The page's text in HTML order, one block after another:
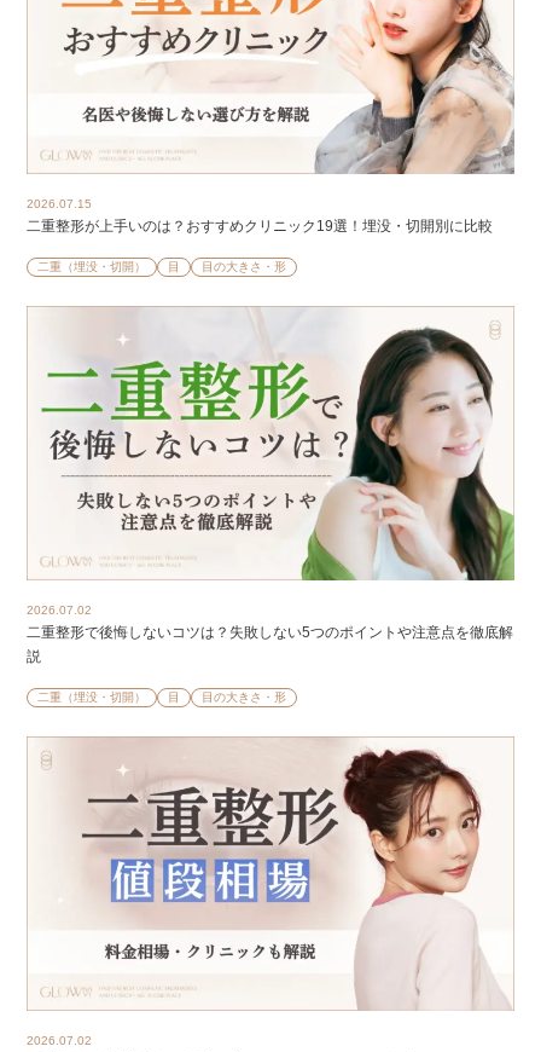
2026.07.15
二重整形が上手いのは？おすすめクリニック19選！埋没・切開別に比較
二重（埋没・切開） 目 目の大きさ・形
2026.07.02
二重整形で後悔しないコツは？失敗しない5つのポイントや注意点を徹底解
説
二重（埋没・切開） 目 目の大きさ・形
2026.07.02